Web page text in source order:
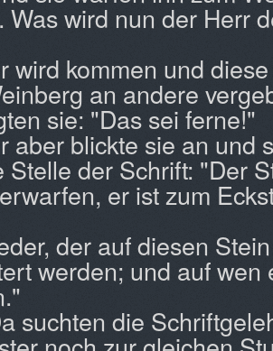
Was wird nun der Herr
wird kommen und
an andere
sie: "Das sei ferne!"
aber blickte sie an und
Stelle der Schrift: "Der
er ist zum
der auf diesen
werden; und auf wen
suchten die